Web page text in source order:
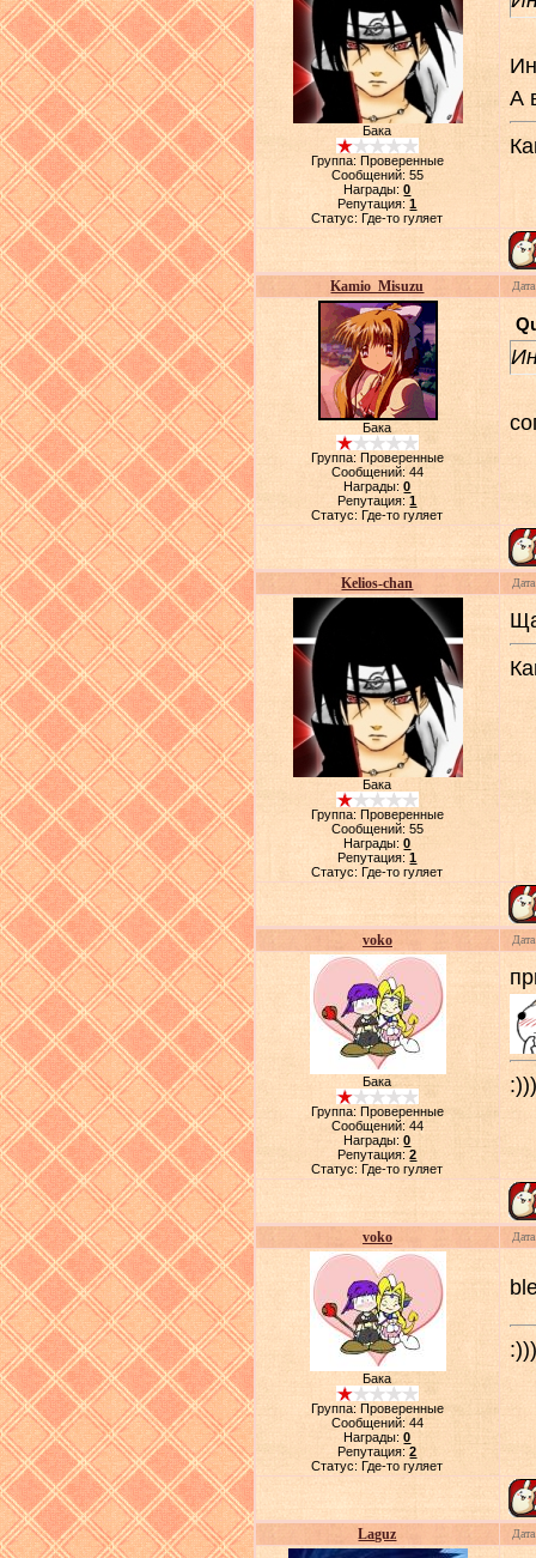
Бака
Группа: Проверенные
Сообщений: 55
Награды:0
Репутация:1
Статус:Где-то гуляет
А
Kamio_Misuzu
Бака
Группа: Проверенные
Сообщений: 44
Награды:0
Репутация:1
Статус:Где-то гуляет
Kelios-chan
Бака
Группа: Проверенные
Сообщений: 55
Награды:0
Репутация:1
Статус:Где-то гуляет
voko
Бака
Группа: Проверенные
Сообщений: 44
Награды:0
Репутация:2
Статус:Где-то гуляет
voko
Бака
Группа: Проверенные
Сообщений: 44
Награды:0
Репутация:2
Статус:Где-то гуляет
Laguz